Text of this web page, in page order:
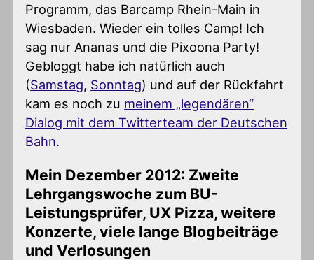
Programm, das Barcamp Rhein-Main in
Wiesbaden. Wieder ein tolles Camp! Ich
sag nur Ananas und die Pixoona Party!
Gebloggt habe ich natürlich auch
(Samstag, Sonntag) und auf der Rückfahrt
kam es noch zu meinem „legendären“
Dialog mit dem Twitterteam der Deutschen
Bahn.
Mein Dezember 2012: Zweite
Lehrgangswoche zum BU-
Leistungsprüfer, UX Pizza, weitere
Konzerte, viele lange Blogbeiträge
und Verlosungen